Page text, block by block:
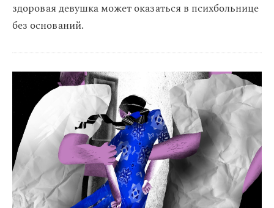
здоровая девушка может оказаться в психбольнице
без оснований.